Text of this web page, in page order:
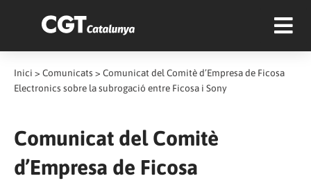
Inici > Comunicats > Comunicat del Comitè d’Empresa de Ficosa
Electronics sobre la subrogació entre Ficosa i Sony
Comunicat del Comitè
d’Empresa de Ficosa